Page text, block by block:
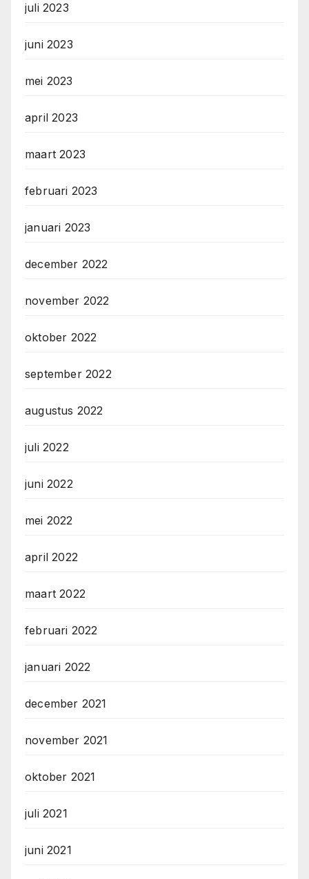
juli 2023
juni 2023
mei 2023
april 2023
maart 2023
februari 2023
januari 2023
december 2022
november 2022
oktober 2022
september 2022
augustus 2022
juli 2022
juni 2022
mei 2022
april 2022
maart 2022
februari 2022
januari 2022
december 2021
november 2021
oktober 2021
juli 2021
juni 2021